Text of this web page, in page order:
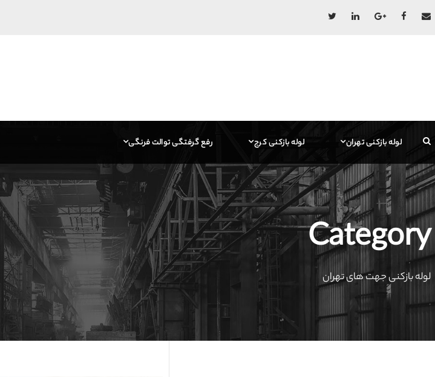
رفع گرفتگی توالت فرنگی لوله بازکنی کرج لوله بازکنی تهران
Category
لوله بازکنی جهت های تهران